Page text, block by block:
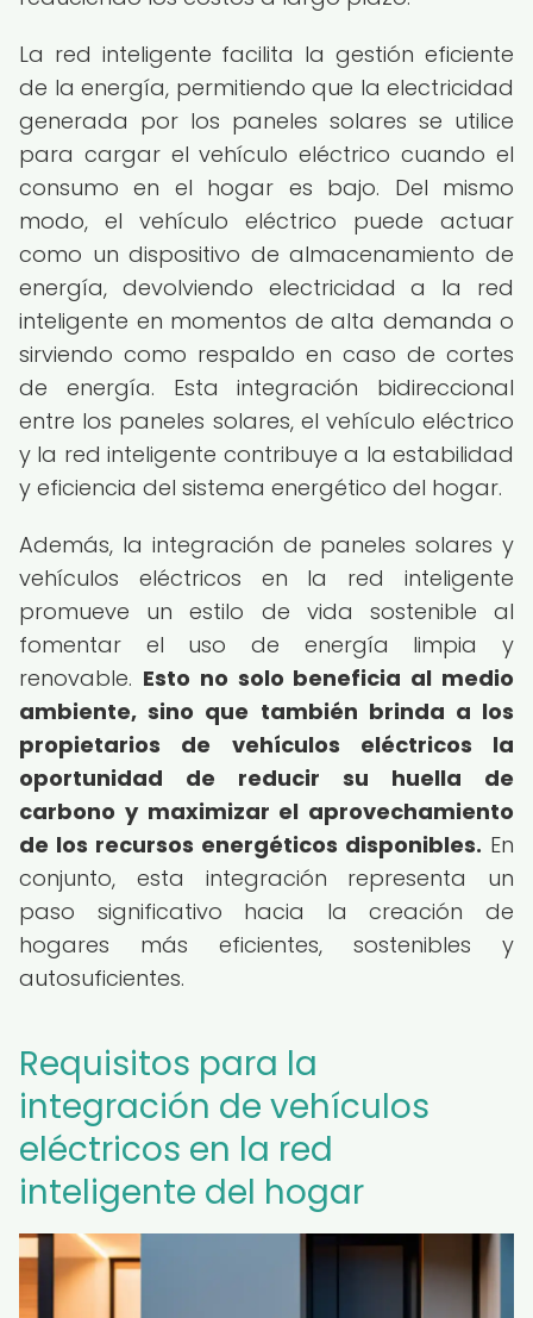
La red inteligente facilita la gestión eficiente
de la energía, permitiendo que la electricidad
generada por los paneles solares se utilice
para cargar el vehículo eléctrico cuando el
consumo en el hogar es bajo. Del mismo
modo, el vehículo eléctrico puede actuar
como un dispositivo de almacenamiento de
energía, devolviendo electricidad a la red
inteligente en momentos de alta demanda o
sirviendo como respaldo en caso de cortes
de energía. Esta integración bidireccional
entre los paneles solares, el vehículo eléctrico
y la red inteligente contribuye a la estabilidad
y eficiencia del sistema energético del hogar.
Además, la integración de paneles solares y
vehículos eléctricos en la red inteligente
promueve un estilo de vida sostenible al
fomentar el uso de energía limpia y
renovable. Esto no solo beneficia al medio
ambiente, sino que también brinda a los
propietarios de vehículos eléctricos la
oportunidad de reducir su huella de
carbono y maximizar el aprovechamiento
de los recursos energéticos disponibles. En
conjunto, esta integración representa un
paso significativo hacia la creación de
hogares más eficientes, sostenibles y
autosuficientes.
Requisitos para la
integración de vehículos
eléctricos en la red
inteligente del hogar